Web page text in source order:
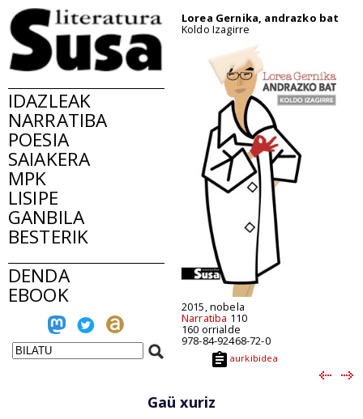
IDAZLEAK
NARRATIBA
POESIA
SAIAKERA
MPK
LISIPE
GANBILA
BESTERIK
DENDA
EBOOK
Lorea Gernika, andrazko bat
Koldo Izagirre
2015, nobela
Narratiba 110
160 orrialde
978-84-92468-72-0
aurkibidea
Gaü xuriz